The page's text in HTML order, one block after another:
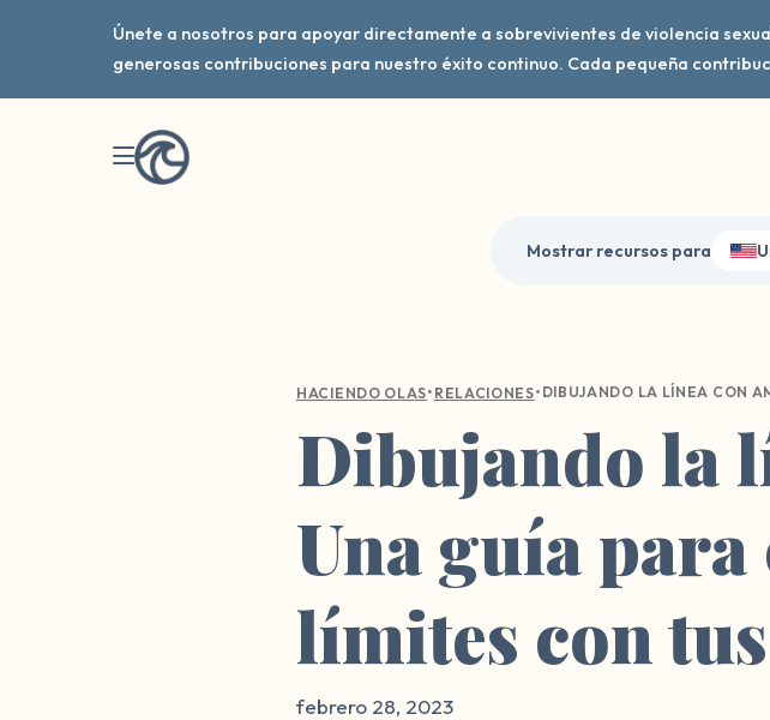
Únete a nosotros para apoyar directamente a sobrevivientes de violencia
generosas contribuciones para nuestro éxito continuo. Cada pequeña
Mostrar recursos para
HACIENDO OLAS• RELACIONES•
Dibujando la
Una guía
límites con
febrero 28, 2023